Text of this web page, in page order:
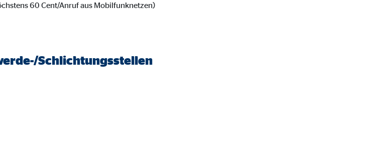
60 Cent/Anruf aus Mobilfunknetzen)
Schlichtungsstellen
blockiert. Durch das Akzeptieren von externen Medien
sogenannten Drittländern durch den Anbieter ein.